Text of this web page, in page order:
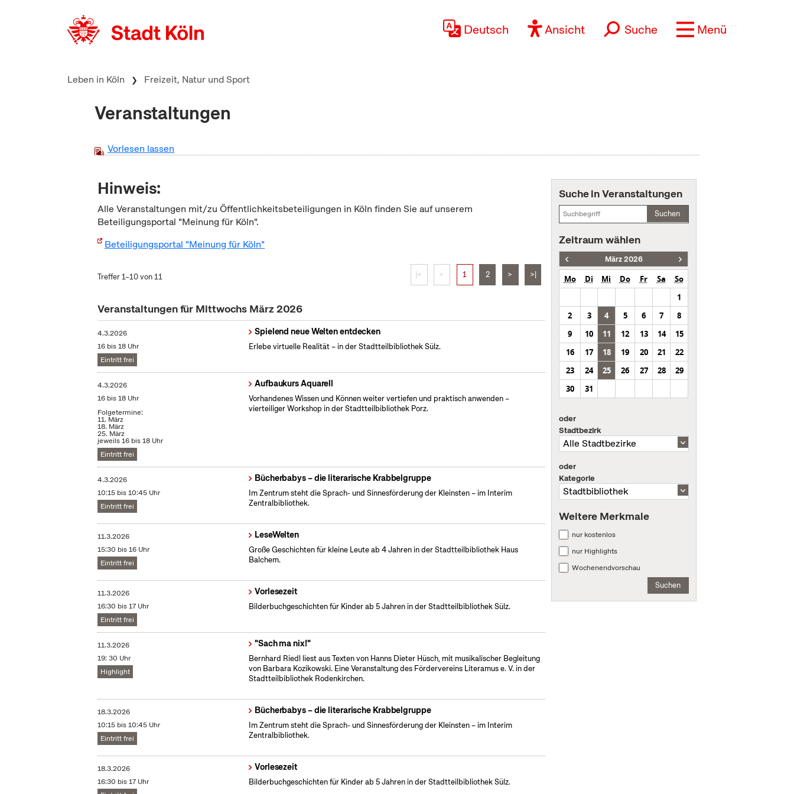
Deutsch Ansicht Suche Menü
Leben in Köln Freizeit, Natur und Sport
Veranstaltungen
Vorlesen lassen
Hinweis:
Alle Veranstaltungen mit/zu Öffentlichkeitsbeteiligungen in Köln finden Sie auf unserem
Beteiligungsportal "Meinung für Köln".
Beteiligungsportal "Meinung für Köln"
Treffer 1–10 von 11 |< < 1 2 > >|
Veranstaltungen für Mittwochs März 2026
4.3.2026
16 bis 18 Uhr
Eintritt frei
Spielend neue Welten entdecken
Erlebe virtuelle Realität – in der Stadtteilbibliothek Sülz.
4.3.2026
16 bis 18 Uhr
Folgetermine:
11. März
18. März
25. März
jeweils 16 bis 18 Uhr
Eintritt frei
Aufbaukurs Aquarell
Vorhandenes Wissen und Können weiter vertiefen und praktisch anwenden –
vierteiliger Workshop in der Stadtteilbibliothek Porz.
4.3.2026
10:15 bis 10:45 Uhr
Eintritt frei
Bücherbabys – die literarische Krabbelgruppe
Im Zentrum steht die Sprach- und Sinnesförderung der Kleinsten – im Interim
Zentralbibliothek.
11.3.2026
15:30 bis 16 Uhr
Eintritt frei
LeseWelten
Große Geschichten für kleine Leute ab 4 Jahren in der Stadtteilbibliothek Haus
Balchem.
11.3.2026
16:30 bis 17 Uhr
Eintritt frei
Vorlesezeit
Bilderbuchgeschichten für Kinder ab 5 Jahren in der Stadtteilbibliothek Sülz.
11.3.2026
19: 30 Uhr
Highlight
"Sach ma nix!"
Bernhard Riedl liest aus Texten von Hanns Dieter Hüsch, mit musikalischer Begleitung
von Barbara Kozikowski. Eine Veranstaltung des Fördervereins Literamus e. V. in der
Stadtteilbibliothek Rodenkirchen.
18.3.2026
10:15 bis 10:45 Uhr
Eintritt frei
Bücherbabys – die literarische Krabbelgruppe
Im Zentrum steht die Sprach- und Sinnesförderung der Kleinsten – im Interim
Zentralbibliothek.
18.3.2026
16:30 bis 17 Uhr
Vorlesezeit
Bilderbuchgeschichten für Kinder ab 5 Jahren in der Stadtteilbibliothek Sülz.
Suche in Veranstaltungen
Suchen
Zeitraum wählen
März 2026
Mo Di Mi Do Fr Sa
So
1
2
3 4 5 6 7
8
9
10 11 12 13 14
15
16
17 18 19 20 21
22
23
24 25 26 27 28
29
30
31
oder
Stadtbezirk
oder
Kategorie
Weitere Merkmale
nur kostenlos
nur Highlights
Wochenendvorschau
Suchen